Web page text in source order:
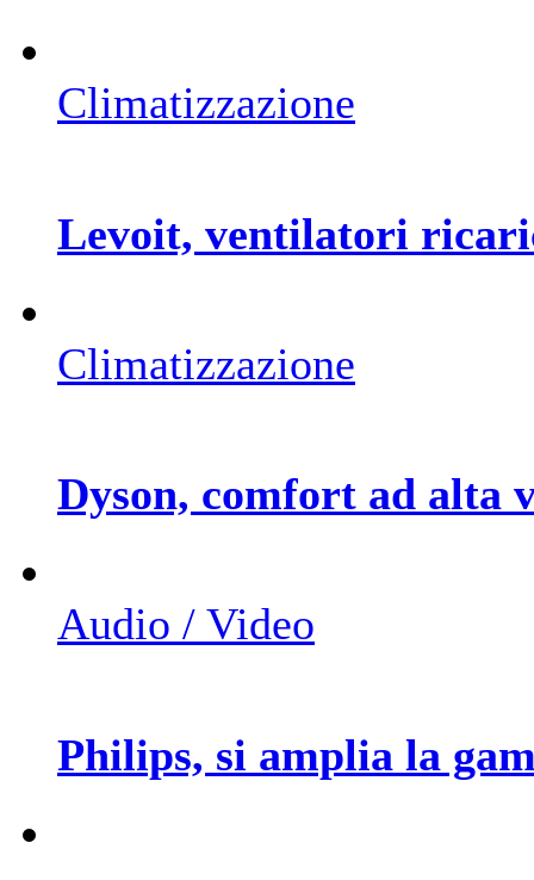
Climatizzazione
Levoit, ventilatori
Climatizzazione
Dyson, comfort ad alta
Audio / Video
Philips, si amplia la